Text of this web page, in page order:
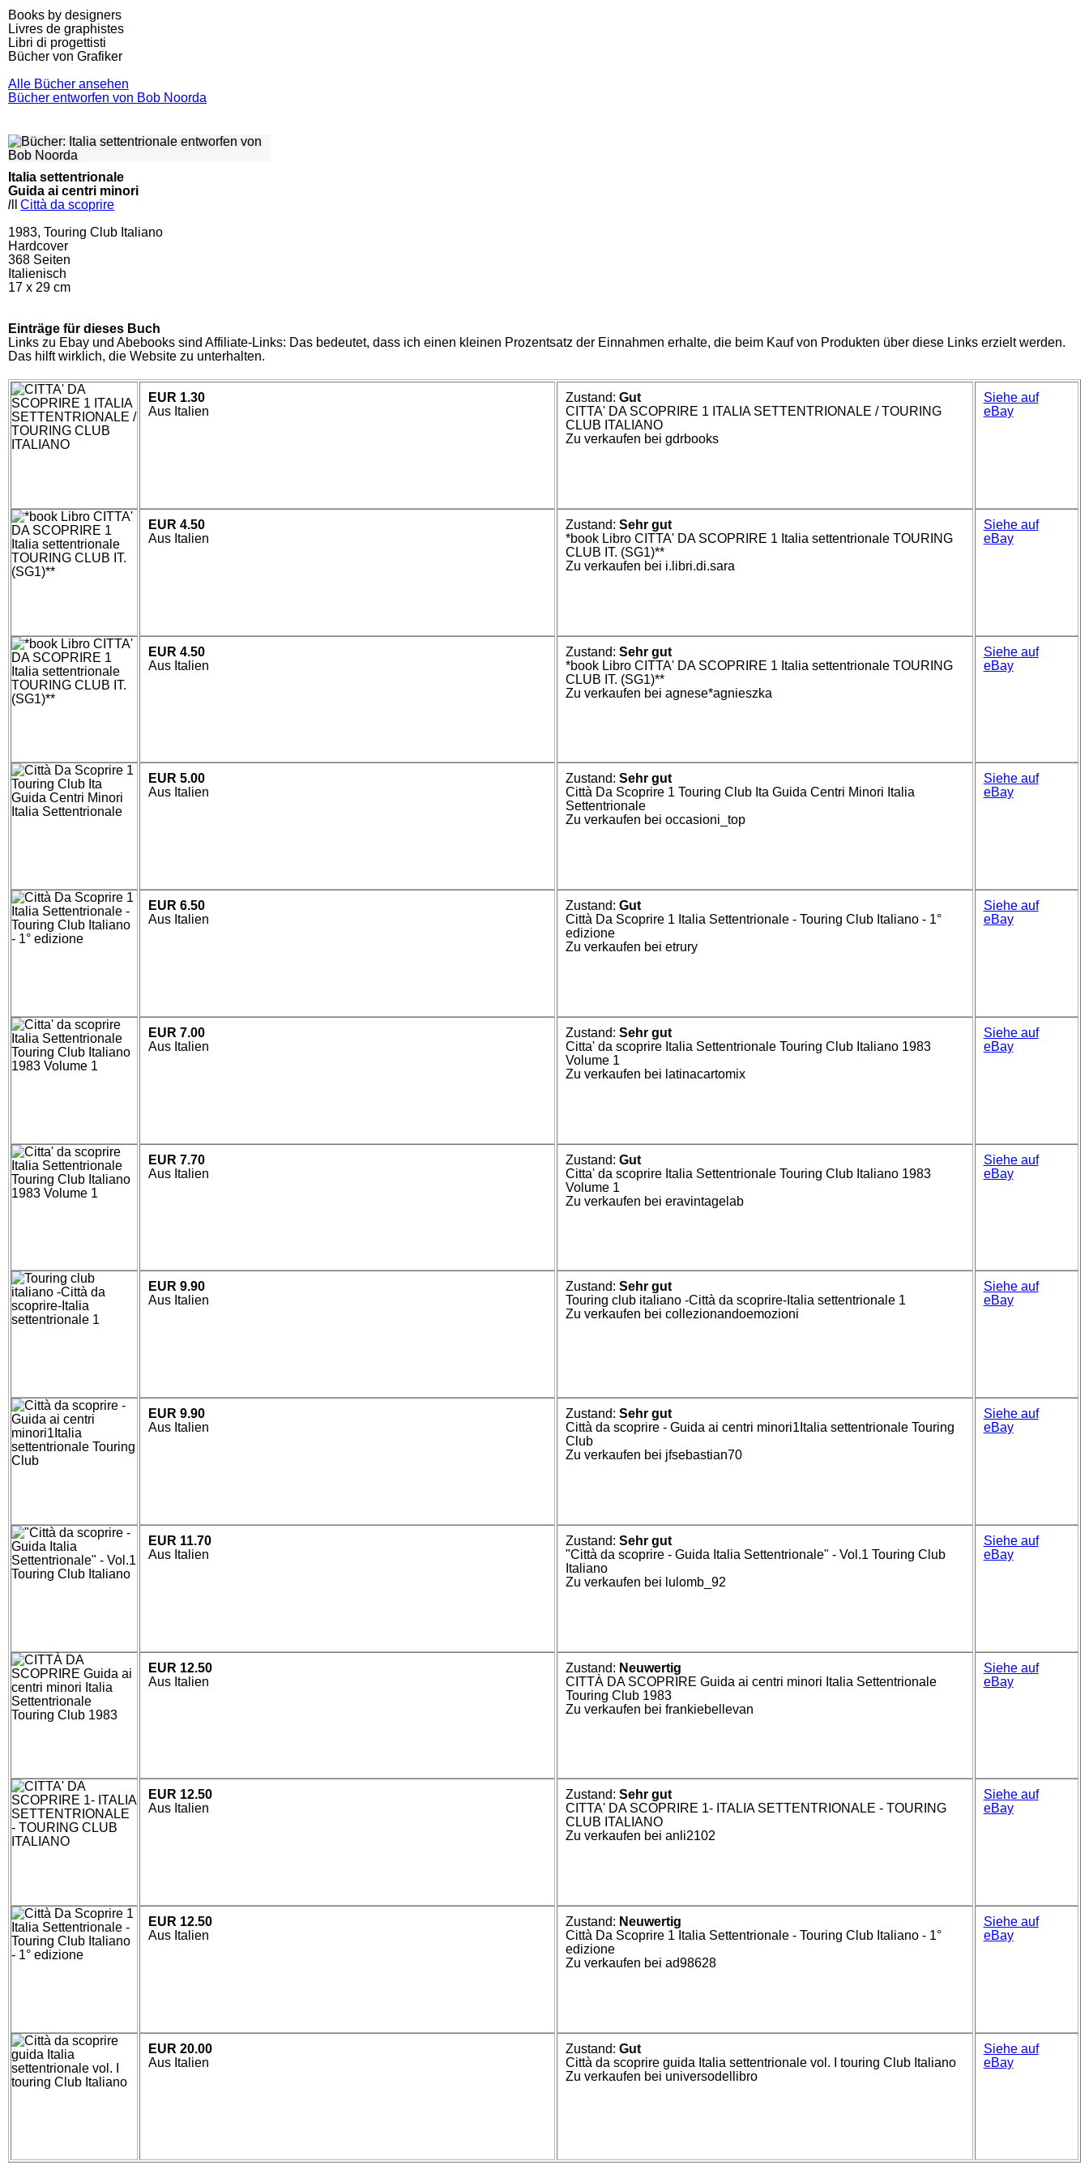
Books by designers
Livres de graphistes
Libri di progettisti
Bücher von Grafiker
Alle Bücher ansehen
Bücher entworfen von Bob Noorda
Italia settentrionale
Guida ai centri minori
l
Città da scoprire
1983, Touring Club Italiano
Hardcover
368 Seiten
Italienisch
17 x 29 cm
Einträge für dieses Buch
Links zu Ebay und Abebooks sind Affiliate-Links: Das bedeutet, dass ich einen kleinen Prozentsatz der Einnahmen erhalte, die beim Kauf von Produkten über diese Links erzielt werden.
Das hilft wirklich, die Website zu unterhalten.
EUR 1.30
Aus Italien
Zustand:Gut
CITTA' DA SCOPRIRE 1 ITALIA SETTENTRIONALE / TOURING
CLUB ITALIANO
Zu verkaufen bei gdrbooks
Siehe auf
eBay
EUR 4.50
Aus Italien
Zustand:Sehr gut
*book Libro CITTA' DA SCOPRIRE 1 Italia settentrionale TOURING
CLUB IT. (SG1)**
Zu verkaufen bei i.libri.di.sara
Siehe auf
eBay
EUR 4.50
Aus Italien
Zustand:Sehr gut
*book Libro CITTA' DA SCOPRIRE 1 Italia settentrionale TOURING
CLUB IT. (SG1)**
Zu verkaufen bei agnese*agnieszka
Siehe auf
eBay
EUR 5.00
Aus Italien
Zustand:Sehr gut
Città Da Scoprire 1 Touring Club Ita Guida Centri Minori Italia
Settentrionale
Zu verkaufen bei occasioni_top
Siehe auf
eBay
EUR 6.50
Aus Italien
Zustand:Gut
Città Da Scoprire 1 Italia Settentrionale - Touring Club Italiano - 1°
edizione
Zu verkaufen bei etrury
Siehe auf
eBay
EUR 7.00
Aus Italien
Zustand:Sehr gut
Citta' da scoprire Italia Settentrionale Touring Club Italiano 1983
Volume 1
Zu verkaufen bei latinacartomix
Siehe auf
eBay
EUR 7.70
Aus Italien
Zustand:Gut
Citta' da scoprire Italia Settentrionale Touring Club Italiano 1983
Volume 1
Zu verkaufen bei eravintagelab
Siehe auf
eBay
EUR 9.90
Aus Italien
Zustand:Sehr gut
Touring club italiano -Città da scoprire-Italia settentrionale 1
Zu verkaufen bei collezionandoemozioni
Siehe auf
eBay
EUR 9.90
Aus Italien
Zustand:Sehr gut
Città da scoprire - Guida ai centri minori1Italia settentrionale Touring
Club
Zu verkaufen bei jfsebastian70
Siehe auf
eBay
EUR 11.70
Aus Italien
Zustand:Sehr gut
"Città da scoprire - Guida Italia Settentrionale" - Vol.1 Touring Club
Italiano
Zu verkaufen bei lulomb_92
Siehe auf
eBay
EUR 12.50
Aus Italien
Zustand: Neuwertig
CITTÀ DA SCOPRIRE Guida ai centri minori Italia Settentrionale
Touring Club 1983
Zu verkaufen bei frankiebellevan
Siehe auf
eBay
EUR 12.50
Aus Italien
Zustand:Sehr gut
CITTA' DA SCOPRIRE 1- ITALIA SETTENTRIONALE - TOURING
CLUB ITALIANO
Zu verkaufen bei anli2102
Siehe auf
eBay
EUR 12.50
Aus Italien
Zustand: Neuwertig
Città Da Scoprire 1 Italia Settentrionale - Touring Club Italiano - 1°
edizione
Zu verkaufen bei ad98628
Siehe auf
eBay
EUR 20.00
Aus Italien
Zustand:Gut
Città da scoprire guida Italia settentrionale vol. I touring Club Italiano
Zu verkaufen bei universodellibro
Siehe auf
eBay